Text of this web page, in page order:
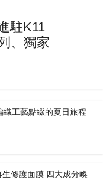
駐K11
、獨家
工藝點綴的夏日旅程
修護面膜 四大成分喚